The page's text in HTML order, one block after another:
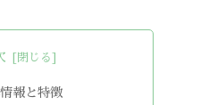
報と特徴